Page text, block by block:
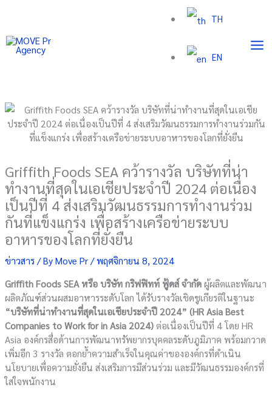
content
TH
EN
Griffith Foods SEA คว้ารางวัล บริษัทที่น่า
ทำงานที่สุดในเอเชียประจำปี 2024 ต่อเนื่อง
เป็นปีที่ 4 ส่งเสริมวัฒนธรรมการทำงานร่วม
กันที่แข็งแกร่ง เพื่อสร้างเครือข่ายระบบ
อาหารของโลกที่ยั่งยืน
ข่าวสาร/ ByMove Pr/พฤศจิกายน 8, 2024
Griffith Foods SEA หรือ บริษัท กริฟฟิทท์ ฟู้ดส์ จำกัดผู้ผลิตและพัฒนา
ผลิตภัณฑ์ส่วนผสมอาหารระดับโลก ได้รับรางวัลเชิดชูเกียรติในฐานะ
“บริษัทที่น่าทำงานที่สุดในเอเชียประจำปี 2024” (HR Asia Best
Companies to Work for in Asia 2024) ต่อเนื่องเป็นปีที่ 4 โดย HR
Asia องค์กรสื่อด้านการพัฒนาทรัพยากรบุคคลระดับภูมิภาค พร้อมกวาด
เพิ่มอีก 3 รางวัล ตอกย้ำความสำเร็จในคุณค่าขององค์กรที่ดำเนิน
นโยบายเพื่อความยั่งยืน ส่งเสริมการมีส่วนร่วม และมีวัฒนธรรมองค์กรที่
ใส่ใจพนักงาน